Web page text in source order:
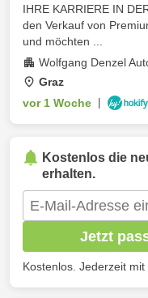
IHRE KARRIERE IN
den Verkauf von
und möchten ...
Wolfgang Denzel
Graz
vor 1 Woche
Kostenlos die
erhalten.
Jetzt
Kostenlos. Jederzeit